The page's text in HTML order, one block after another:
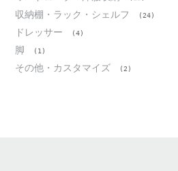
収納棚・ラック・シェルフ (24)
ドレッサー (4)
脚 (1)
その他・カスタマイズ (2)